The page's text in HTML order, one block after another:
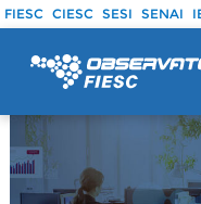
Pular para o conteúdo
FIESC CIESC SESI SENAI